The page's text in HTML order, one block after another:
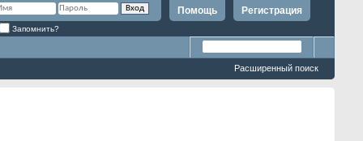
Регистрация
Помощь
Запомнить?
Расширенный поиск